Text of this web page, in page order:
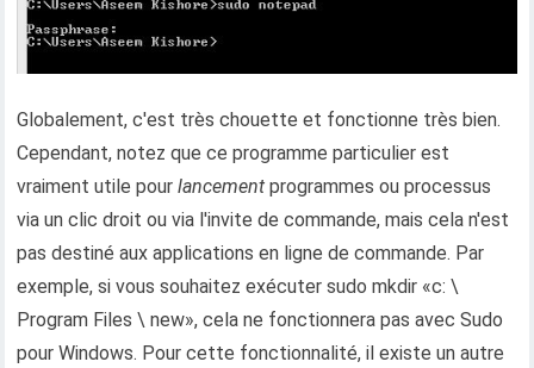
Globalement, c'est très chouette et fonctionne très bien.
Cependant, notez que ce programme particulier est
vraiment utile pourlancement programmes ou processus
via un clic droit ou via l'invite de commande, mais cela n'est
pas destiné aux applications en ligne de commande. Par
exemple, si vous souhaitez exécuter sudo mkdir «c: \
Program Files \ new», cela ne fonctionnera pas avec Sudo
pour Windows. Pour cette fonctionnalité, il existe un autre